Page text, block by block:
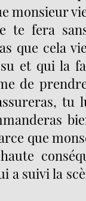
monsieur
te fera
que cela
et qui la
de
tu
que
a suivi la